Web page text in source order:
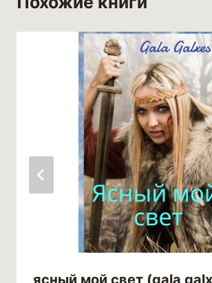
ясный мой свет (gala